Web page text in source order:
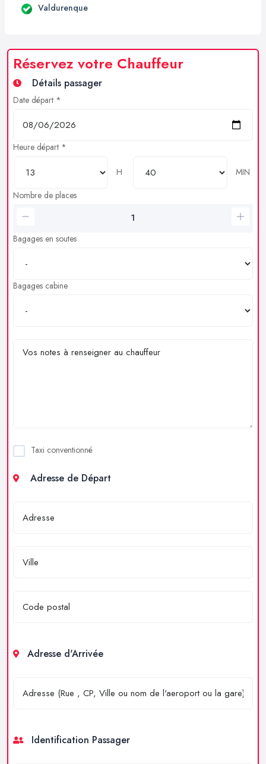
Valdurenque
Réservez votre Chauffeur
Détails passager
Date départ *
Heure départ *
H
MIN
Nombre de places
Bagages en soutes
Bagages cabine
Taxi conventionné
Adresse de Départ
Adresse d'Arrivée
Identification Passager